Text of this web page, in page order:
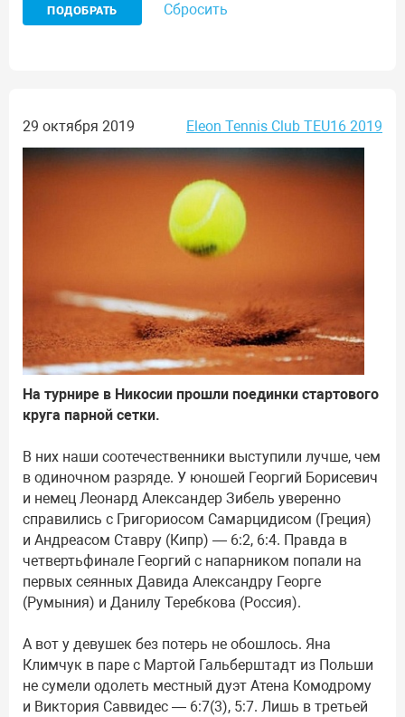
Сбросить
29 октября 2019 Eleon Tennis Club TEU16 2019
На турнире в Никосии прошли поединки стартового
круга парной сетки.
В них наши соотечественники выступили лучше, чем
в одиночном разряде. У юношей Георгий Борисевич
и немец Леонард Александер Зибель уверенно
справились с Григориосом Самарцидисом (Греция)
и Андреасом Ставру (Кипр) — 6:2, 6:4. Правда в
четвертьфинале Георгий с напарником попали на
первых сеянных Давида Александру Георге
(Румыния) и Данилу Теребкова (Россия).
А вот у девушек без потерь не обошлось. Яна
Климчук в паре с Мартой Гальберштадт из Польши
не сумели одолеть местный дуэт Атена Комодрому
и Виктория Саввидес — 6:7(3), 5:7. Лишь в третьей